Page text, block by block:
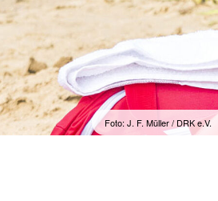
Spenden
Blutspendetermine
Bereitschaften
Schnelleinsatzgruppe
Das DRK
Gesamtübersicht
Foto: J. F. Müller / DRK e.V.